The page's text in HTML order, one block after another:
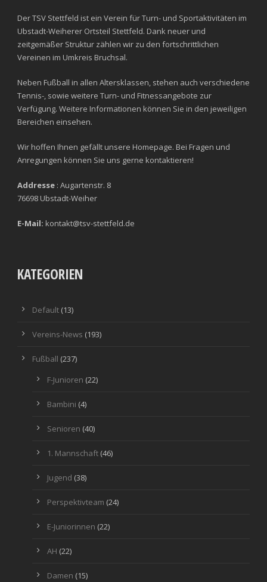
Der TSV Stettfeld ist ein Verein für Turn- und Sportaktivitäten im
Ubstadt-Weiherer Ortsteil Stettfeld. Dank neuer und
zeitgemäßer Struktur zählen wir zu den fortschrittlichen
Vereinen im Umkreis Bruchsal.
Neben Fußball in allen Altersklassen, stehen auch verschiedene
Tennis-, sowie weitere Turn- und Fitnessangebote zur
Verfügung. Weitere Informationen können Sie in den jeweiligen
Bereichen einsehen.
Wir hoffen Ihnen gefällt unsere Homepage. Bei Fragen und
Anregungen können Sie uns gerne kontaktieren!
Addresse : Augartenstr. 8
76698 Ubstadt-Weiher
E-Mail: kontakt@tsv-stettfeld.de
KATEGORIEN
Default (13)
Vereins-News (193)
Fußball (237)
F-Junioren (22)
Bambini (4)
Senioren (40)
1. Mannschaft (46)
Jugend (38)
Perspektivteam (24)
E-Juniorinnen (22)
AH (22)
Damen (15)